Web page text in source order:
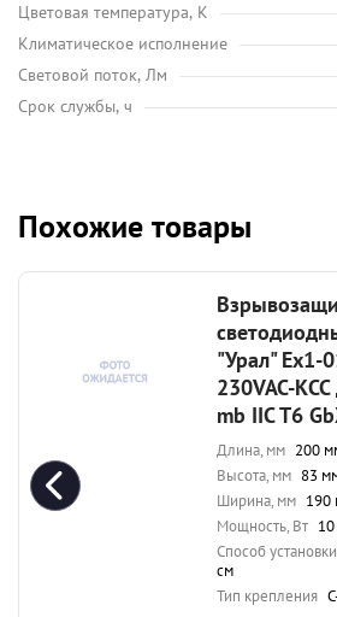
Цветовая температура, K
Климатическое исполнение
Световой поток, Лм
Срок службы, ч
Похожие товары
"Урал" Ex1-
230VAC-
mb IIC T6
Длина, мм 200
Высота, мм 83
Ширина, мм 190
Мощность, Вт
Способ установки
см
Тип крепления